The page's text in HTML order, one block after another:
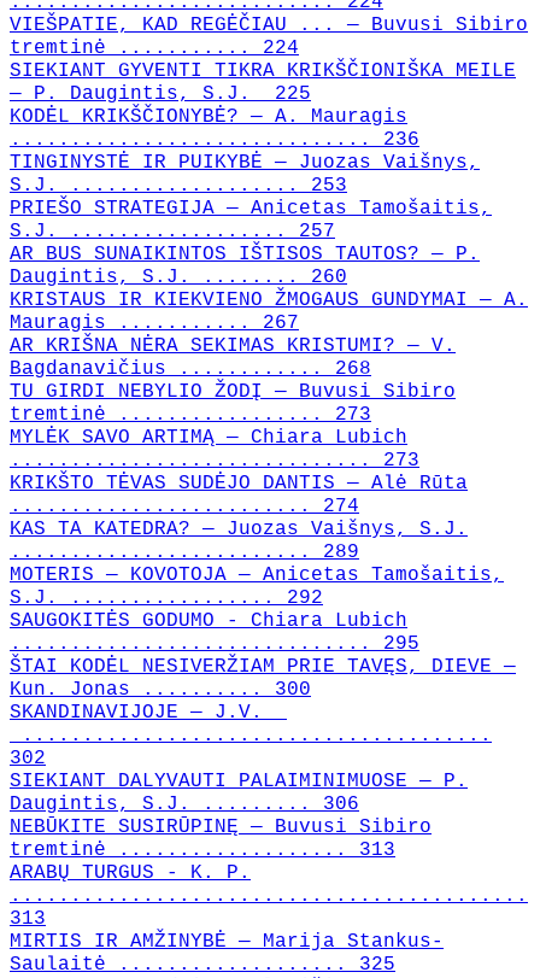
VIEŠPATIE, KAD REGĖČIAU ... — Buvusi Sibiro
tremtinė ........... 224
SIEKIANT GYVENTI TIKRA KRIKŠČIONIŠKA MEILE
— P. Daugintis, S.J. 225
KODĖL KRIKŠČIONYBĖ? — A. Mauragis
.............................. 236
TINGINYSTĖ IR PUIKYBĖ — Juozas Vaišnys,
S.J. ................... 253
PRIEŠO STRATEGIJA — Anicetas Tamošaitis,
S.J. .................. 257
AR BUS SUNAIKINTOS IŠTISOS TAUTOS? — P.
Daugintis, S.J. ........ 260
KRISTAUS IR KIEKVIENO ŽMOGAUS GUNDYMAI — A.
Mauragis ........... 267
AR KRIŠNA NĖRA SEKIMAS KRISTUMI? — V.
Bagdanavičius ............ 268
TU GIRDI NEBYLIO ŽODĮ — Buvusi Sibiro
tremtinė ................. 273
MYLĖK SAVO ARTIMĄ — Chiara Lubich
.............................. 273
KRIKŠTO TĖVAS SUDĖJO DANTIS — Alė Rūta
......................... 274
KAS TA KATEDRA? — Juozas Vaišnys, S.J.
......................... 289
MOTERIS — KOVOTOJA — Anicetas Tamošaitis,
S.J. ................. 292
SAUGOKITĖS GODUMO - Chiara Lubich
.............................. 295
ŠTAI KODĖL NESIVERŽIAM PRIE TAVĘS, DIEVE —
Kun. Jonas .......... 300
SKANDINAVIJOJE — J.V.
.......................................
302
SIEKIANT DALYVAUTI PALAIMINIMUOSE — P.
Daugintis, S.J. ......... 306
NEBŪKITE SUSIRŪPINĘ — Buvusi Sibiro
tremtinė ................... 313
ARABŲ TURGUS - K. P.
...........................................
313
MIRTIS IR AMŽINYBĖ — Marija Stankus-
Saulaitė ................... 325